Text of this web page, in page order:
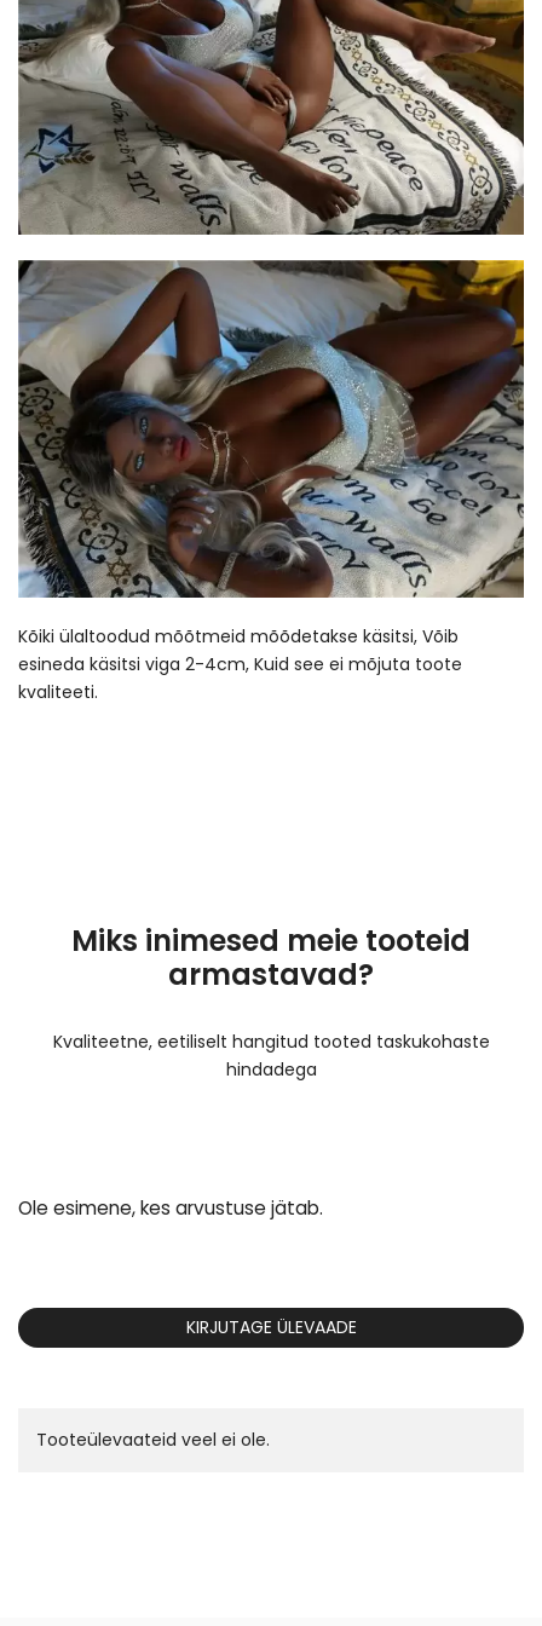
Kõiki ülaltoodud mõõtmeid mõõdetakse käsitsi, Võib
esineda käsitsi viga 2-4cm, Kuid see ei mõjuta toote
kvaliteeti.
Miks inimesed meie tooteid
armastavad?
Kvaliteetne, eetiliselt hangitud tooted taskukohaste
hindadega
Ole esimene, kes arvustuse jätab.
KIRJUTAGE ÜLEVAADE
Tooteülevaateid veel ei ole.